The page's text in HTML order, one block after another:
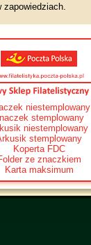
niestemplowany
stemplowany
niestemplowany
stemplowany
Koperta FDC
ze znaczkiem
Karta maksimum